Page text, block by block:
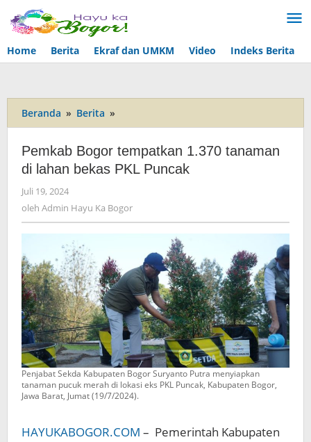
Lewati
ke
konten
Home
Berita Ekraf dan UMKM Video Indeks Berita
Beranda » Berita »
Bogor
tempatkan
1.370
tanaman
bekas
Pemkab Bogor tempatkan 1.370 tanaman
di lahan bekas PKL Puncak
Juli 19, 2024
Admin
Hayu
Bogor
oleh Admin Hayu Ka Bogor
Penjabat Sekda Kabupaten Bogor Suryanto Putra menyiapkan
tanaman pucuk merah di lokasi eks PKL Puncak, Kabupaten Bogor,
Jawa Barat, Jumat (19/7/2024).
HAYUKABOGOR.COM – Pemerintah Kabupaten